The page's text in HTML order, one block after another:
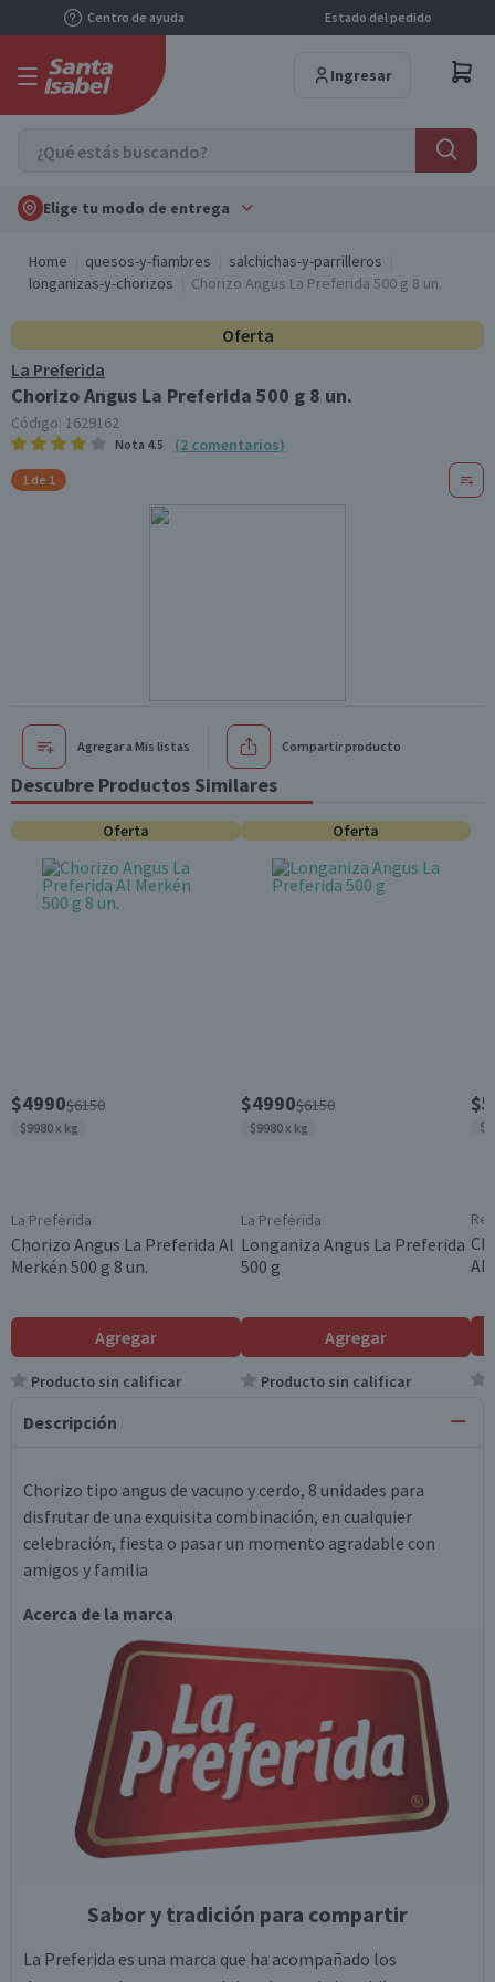
Centro de ayuda Estado del pedido
Ingresar
Elige tu modo de entrega
Home quesos-y-fiambres
salchichas-y-parrilleros
longanizas-y-chorizos
Chorizo Angus La Preferida 500 g 8 un.
Oferta
La Preferida
Chorizo Angus La Preferida 500 g 8 un.
Código: 1629162
Nota 4.5 (2 comentarios)
1 de 1
Agregar a Mis listas Compartir producto
Descubre Productos Similares
Oferta
$4990$6150
$9980 x kg
La Preferida
Chorizo Angus La Preferida Al
Merkén 500 g 8 un.
Agregar
Producto sin calificar
Oferta
$4990$6150
$9980 x kg
La Preferida
Longaniza Angus La Preferida
500 g
Agregar
Producto sin calificar
Descripción
Chorizo tipo angus de vacuno y cerdo, 8 unidades para
disfrutar de una exquisita combinación, en cualquier
celebración, fiesta o pasar un momento agradable con
amigos y familia
Acerca de la marca
Sabor y tradición para compartir
La Preferida es una marca que ha acompañado los